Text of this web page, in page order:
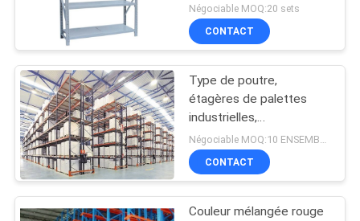
D'USINE
CONTRÔLE
DE
QUALITÉ
CONTACTEZ-
NOUS
entrepôt, pour palettes,
pour stockage léger
Négociable MOQ:20 sets
CONTACT
Type de poutre,
étagères de palettes
industrielles,
combinaisons pour
produits d'une seule
espèce
CONTACT
Couleur mélangée rouge